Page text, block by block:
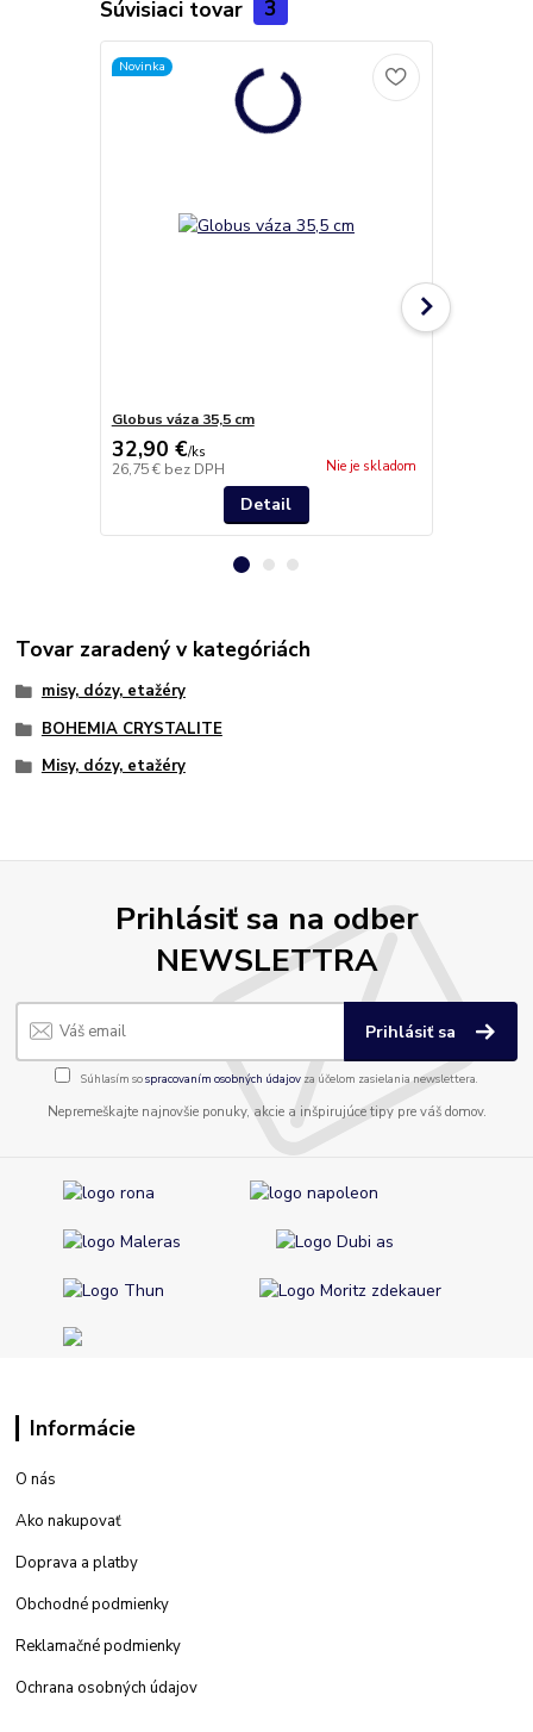
Súvisiaci tovar 3
Novinka
Globus váza 35,5 cm
32,90 €/ks
26,75 € bez DPH Nie je skladom
Detail
Tovar zaradený v kategóriách
misy, dózy, etažéry
BOHEMIA CRYSTALITE
Misy, dózy, etažéry
Prihlásiť sa na odber
NEWSLETTRA
Prihlásiť sa
Súhlasím sospracovaním osobných údajov za účelom zasielania newslettera.
Nepremeškajte najnovšie ponuky, akcie a inšpirujúce tipy pre váš domov.
Informácie
O nás
Ako nakupovať
Doprava a platby
Obchodné podmienky
Reklamačné podmienky
Ochrana osobných údajov